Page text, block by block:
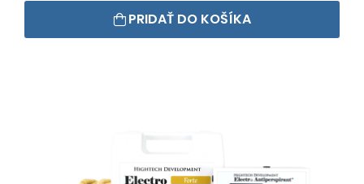
PRIDAŤ DO KOŠÍKA